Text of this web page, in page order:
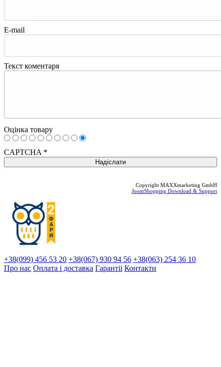
E-mail
Текст коментаря
Оцінка товару
CAPTCHA *
Copyright MAXXmarketing GmbH
JoomShopping Download & Support
+38(099) 456 53 20 +38(067) 930 94 56 +38(063) 254 36 10
Про нас Оплата і доставка Гарантіi Контакти